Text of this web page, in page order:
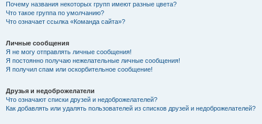
Почему названия некоторых групп имеют разные цвета?
Что такое группа по умолчанию?
Что означает ссылка «Команда сайта»?
Личные сообщения
Я не могу отправлять личные сообщения!
Я постоянно получаю нежелательные личные сообщения!
Я получил спам или оскорбительное сообщение!
Друзья и недоброжелатели
Что означают списки друзей и недоброжелателей?
Как добавлять или удалять пользователей из списков друзей и недоброжелателей?